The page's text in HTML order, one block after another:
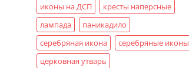
иконы на ДСП
кресты наперсные
лампада
паникадило
серебряная икона
серебряные иконы
церковная утварь